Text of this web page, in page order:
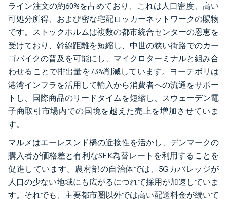
ライン注文の約60%を占めており、これは人口密度、高い
可処分所得、および密な宅配ロッカーネットワークの賜物
です。ストックホルムは複数の都市統合センターの恩恵を
受けており、幹線距離を短縮し、中世の狭い街路でのカー
ゴバイクの普及を可能にし、マイクロターミナルと組み合
わせることで排出量を73%削減しています。ヨーテボリは
港湾インフラを活用して輸入から消費者への流通をサポー
トし、国際商品のリードタイムを短縮し、スウェーデン電
子商取引市場内での国境を越えた売上を増加させていま
す。
マルメはエーレスンド橋の近接性を活かし、デンマークの
購入者が価格差と有利なSEK為替レートを利用することを
促進しています。農村部の自治体では、5Gカバレッジが
人口の少ない地域にも広がるにつれて採用が加速していま
す。それでも、主要都市圏以外では高い配送料金が続いて